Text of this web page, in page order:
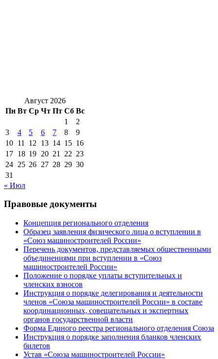
Август 2026
Пн Вт Ср Чт Пт Сб Вс
1
2
3
4 5 6 7 8
9
10 11 12 13 14 15 16
17 18 19 20 21 22 23
24 25 26 27 28 29 30
31
« Июл
Правовые документы
Концепция регионального отделения
Образец заявления физического лица о вступлении в
«Союз машиностроителей России»
Перечень документов, представляемых общественными
объединениями при вступлении в «Союз
машиностроителей России»
Положение о порядке уплаты вступительных и
членских взносов
Инструкция о порядке делегирования и деятельности
членов «Союза машиностроителей России» в составе
координационных, совещательных и экспертных
органов государственной власти
Форма Единого реестра регионального отделения Союза
Инструкция о порядке заполнения бланков членских
билетов
Устав «Союза машиностроителей России»